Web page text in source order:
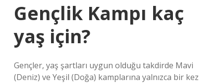
Gençlik Kampı kaç
yaş için?
Gençler, yaş şartları uygun olduğu takdirde Mavi
(Deniz) ve Yeşil (Doğa) kamplarına yalnızca bir kez